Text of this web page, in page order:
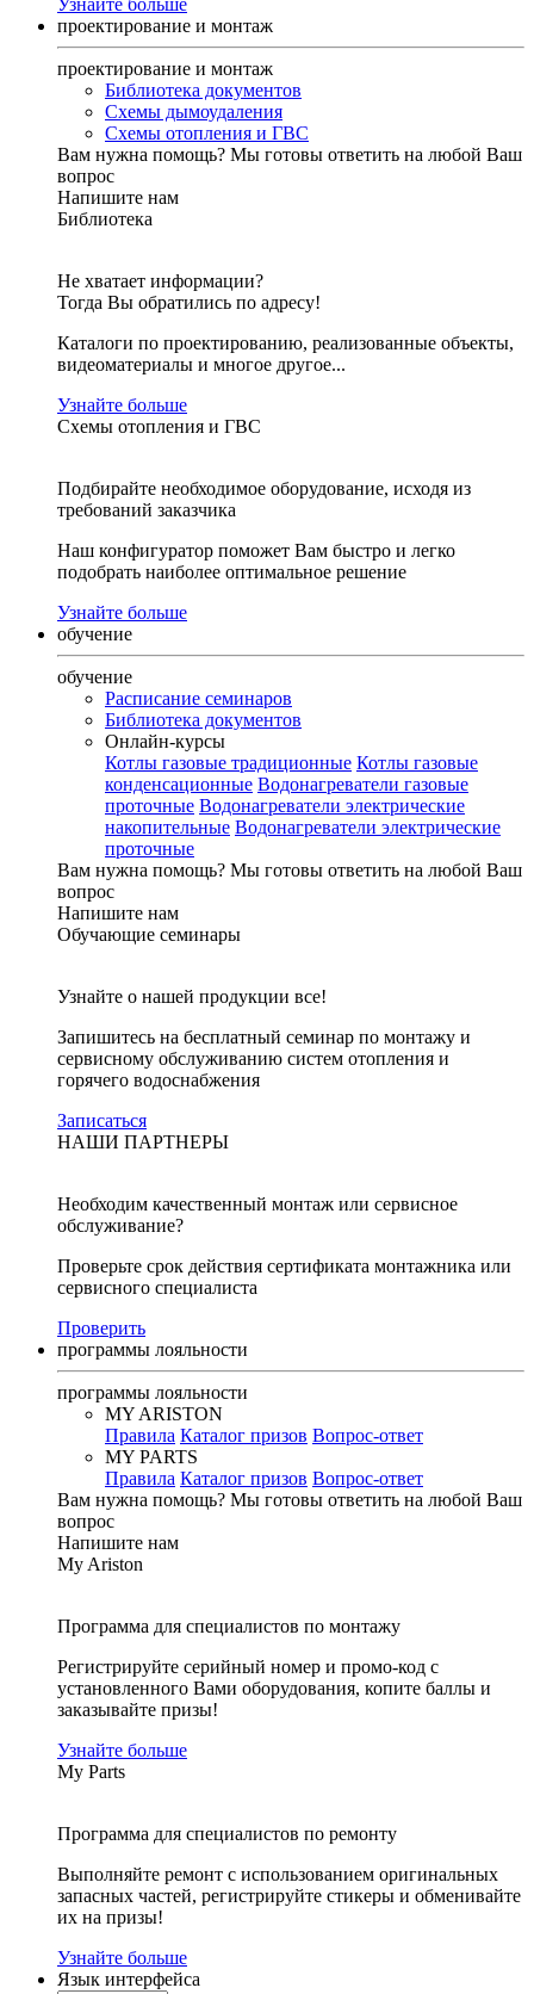
Узнайте больше
проектирование и монтаж
проектирование и монтаж
Библиотека документов
Схемы дымоудаления
Схемы отопления и ГВС
Вам нужна помощь? Мы готовы ответить на любой Ваш
вопрос
Напишите нам
Библиотека
Не хватает информации?
Тогда Вы обратились по адресу!
Каталоги по проектированию, реализованные объекты,
видеоматериалы и многое другое...
Узнайте больше
Схемы отопления и ГВС
Подбирайте необходимое оборудование, исходя из
требований заказчика
Наш конфигуратор поможет Вам быстро и легко
подобрать наиболее оптимальное решение
Узнайте больше
обучение
обучение
Расписание семинаров
Библиотека документов
Онлайн-курсы
Котлы газовые традиционные Котлы газовые
конденсационные Водонагреватели газовые
проточные Водонагреватели электрические
накопительные Водонагреватели электрические
проточные
Вам нужна помощь? Мы готовы ответить на любой Ваш
вопрос
Напишите нам
Обучающие семинары
Узнайте о нашей продукции все!
Запишитесь на бесплатный семинар по монтажу и
сервисному обслуживанию систем отопления и
горячего водоснабжения
Записаться
НАШИ ПАРТНЕРЫ
Необходим качественный монтаж или сервисное
обслуживание?
Проверьте срок действия сертификата монтажника или
сервисного специалиста
Проверить
программы лояльности
программы лояльности
MY ARISTON
Правила Каталог призов Вопрос-ответ
MY PARTS
Правила Каталог призов Вопрос-ответ
Вам нужна помощь? Мы готовы ответить на любой Ваш
вопрос
Напишите нам
My Ariston
Программа для специалистов по монтажу
Регистрируйте серийный номер и промо-код с
установленного Вами оборудования, копите баллы и
заказывайте призы!
Узнайте больше
My Parts
Программа для специалистов по ремонту
Выполняйте ремонт с использованием оригинальных
запасных частей, регистрируйте стикеры и обменивайте
их на призы!
Узнайте больше
Язык интерфейса